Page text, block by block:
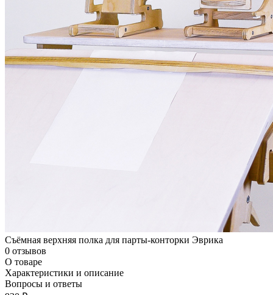
Съёмная верхняя полка для парты-конторки Эврика
0 отзывов
О товаре
Характеристики и описание
Вопросы и ответы